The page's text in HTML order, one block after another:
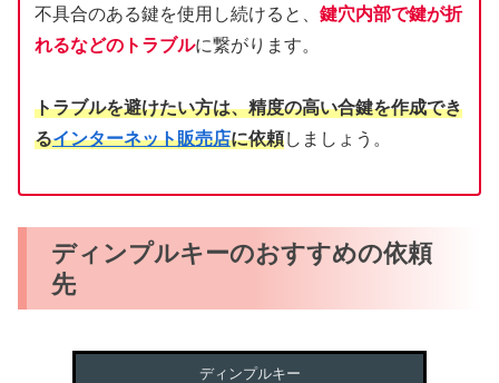
不具合のある鍵を使用し続けると、 鍵穴内部で鍵が折
れるなどのトラブルに繋がります。
トラブルを避けたい方は、精度の高い合鍵を作成でき
るインターネット販売店に依頼しましょう。
ディンプルキーのおすすめの依頼
先
ディンプルキー